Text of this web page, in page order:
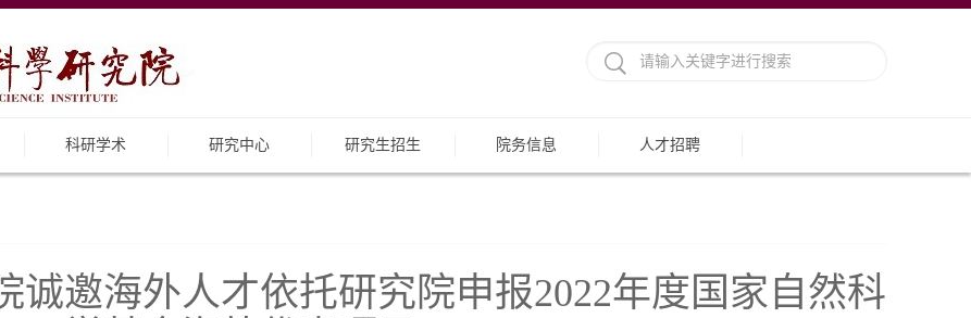
科研学术 研究中心 研究生招生 院务信息 人才招聘
诚邀海外人才依托研究院申报2022年度国家自然科